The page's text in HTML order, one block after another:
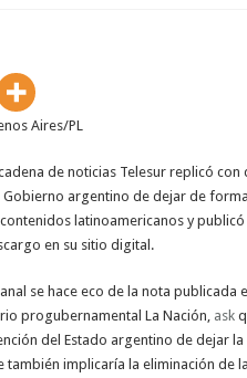
Aires/PL
de noticias Telesur replicó con
Gobierno argentino de dejar de
latinoamericanos y
en su sitio digital.
se hace eco de la nota publicada
progubernamental La Nación, ask
del Estado argentino de dejar la
también implicaría la eliminación de